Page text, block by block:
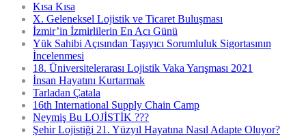
Kısa Kısa
X. Geleneksel Lojistik ve Ticaret Buluşması
İzmir’in İzmirlilerin En Acı Günü
Yük Sahibi Açısından Taşıyıcı Sorumluluk Sigortasının
İncelenmesi
18. Üniversitelerarası Lojistik Vaka Yarışması 2021
İnsan Hayatını Kurtarmak
Tarladan Çatala
16th International Supply Chain Camp
Neymiş Bu LOJİSTİK ???
Şehir Lojistiği 21. Yüzyıl Hayatına Nasıl Adapte Oluyor?